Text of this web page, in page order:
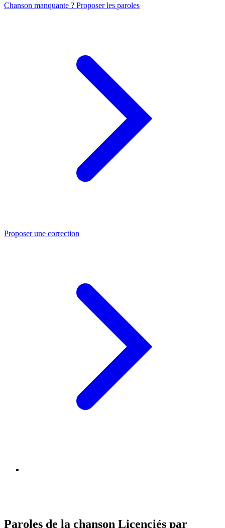
Chanson manquante ? Proposer les paroles
Proposer une correction
Paroles de la chanson Licenciés par